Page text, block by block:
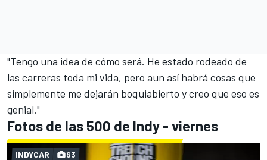
"Tengo una idea de cómo será. He estado rodeado de
las carreras toda mi vida, pero aun así habrá cosas que
simplemente me dejarán boquiabierto y creo que eso es
genial."
Fotos de las 500 de Indy - viernes
INDYCAR 63